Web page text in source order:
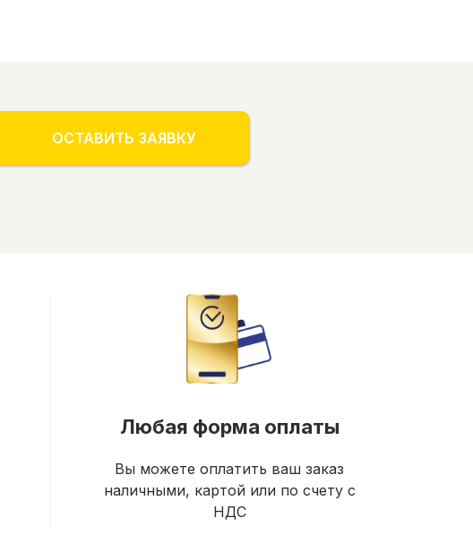
ОСТАВИТЬ ЗАЯВКУ
Любая форма оплаты
Вы можете оплатить ваш заказ
наличными, картой или по счету с
НДС